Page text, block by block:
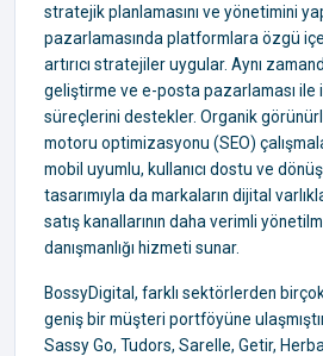
stratejik planlamasını ve yönetimini
pazarlamasında platformlara özgü
artırıcı stratejiler uygular. Aynı
geliştirme ve e-posta pazarlaması ile
süreçlerini destekler. Organik
motoru optimizasyonu (SEO)
mobil uyumlu, kullanıcı dostu ve
tasarımıyla da markaların dijital
satış kanallarının daha verimli
danışmanlığı hizmeti sunar.
BossyDigital, farklı sektörlerden
geniş bir müşteri portföyüne
Sassy Go, Tudors, Sarelle, Getir,